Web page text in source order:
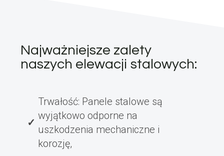
Najważniejsze zalety
naszych elewacji stalowych:
Trwałość: Panele stalowe są
wyjątkowo odporne na
uszkodzenia mechaniczne i
korozję,